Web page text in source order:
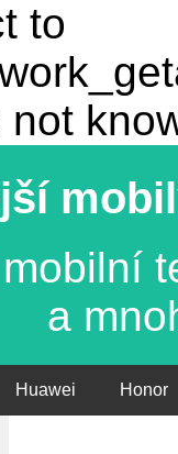
to
not
a
Huawei Honor